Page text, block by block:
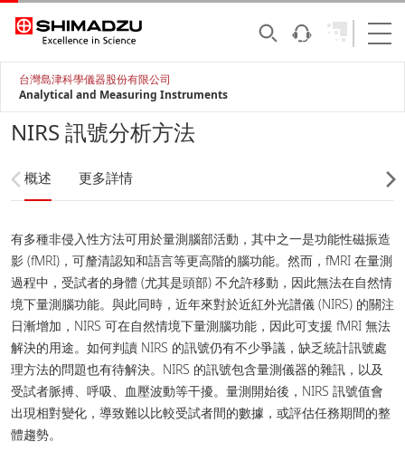
台灣島津科學儀器股份有限公司
Analytical and Measuring Instruments
NIRS 訊號分析方法
概述 更多詳情
有多種非侵入性方法可用於量測腦部活動，其中之一是功能性磁振造
影 (fMRI)，可釐清認知和語言等更高階的腦功能。然而，fMRI 在量測
過程中，受試者的身體 (尤其是頭部) 不允許移動，因此無法在自然情
境下量測腦功能。與此同時，近年來對於近紅外光譜儀 (NIRS) 的關注
日漸增加，NIRS 可在自然情境下量測腦功能，因此可支援 fMRI 無法
解決的用途。如何判讀 NIRS 的訊號仍有不少爭議，缺乏統計訊號處
理方法的問題也有待解決。NIRS 的訊號包含量測儀器的雜訊，以及
受試者脈搏、呼吸、血壓波動等干擾。量測開始後，NIRS 訊號值會
出現相對變化，導致難以比較受試者間的數據，或評估任務期間的整
體趨勢。